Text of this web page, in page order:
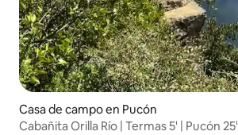
Casa de campo en Pucón
Cabañita Orilla Río | Termas 5' | Pucón 25'